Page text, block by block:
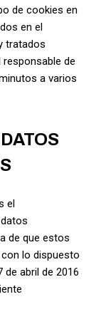
de cookies en
en el
tratados
de
a varios
el
de que estos
lo dispuesto
de abril de 2016